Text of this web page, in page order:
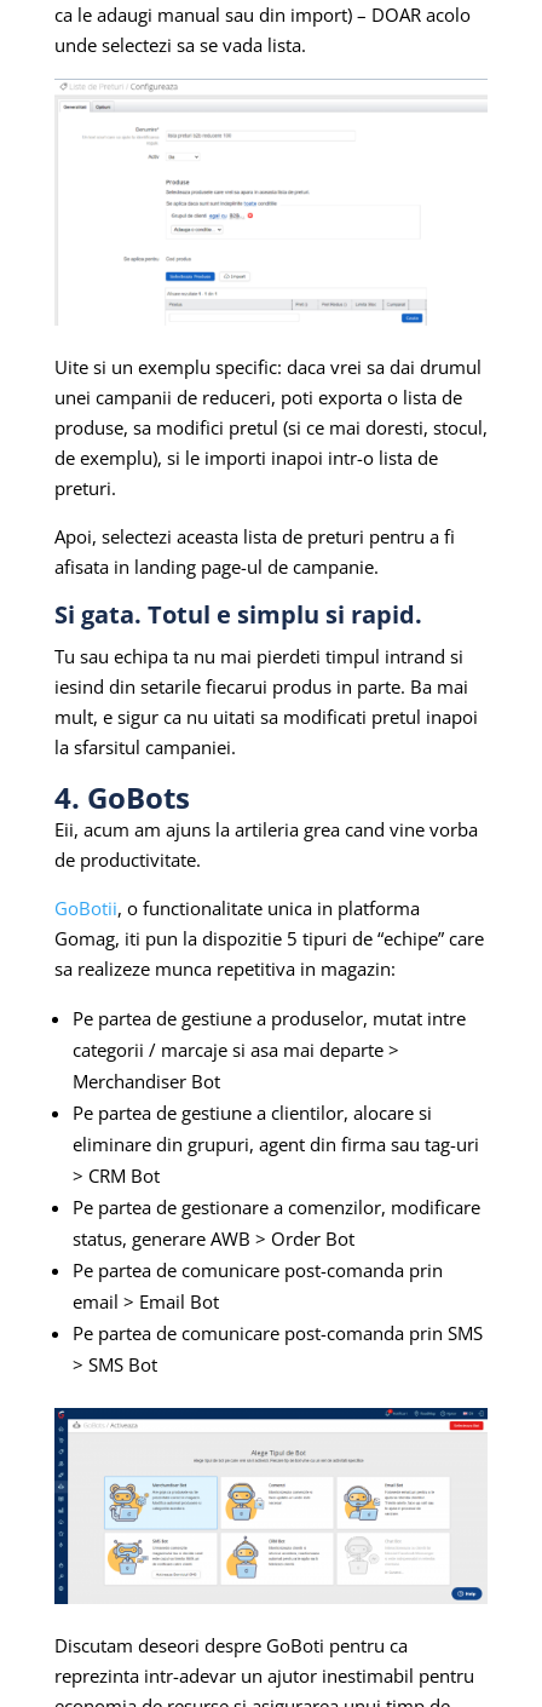
ca le adaugi manual sau din import) – DOAR acolo
unde selectezi sa se vada lista.
Uite si un exemplu specific: daca vrei sa dai drumul
unei campanii de reduceri, poti exporta o lista de
produse, sa modifici pretul (si ce mai doresti, stocul,
de exemplu), si le importi inapoi intr-o lista de
preturi.
Apoi, selectezi aceasta lista de preturi pentru a fi
afisata in landing page-ul de campanie.
Si gata. Totul e simplu si rapid.
Tu sau echipa ta nu mai pierdeti timpul intrand si
iesind din setarile fiecarui produs in parte. Ba mai
mult, e sigur ca nu uitati sa modificati pretul inapoi
la sfarsitul campaniei.
4. GoBots
Eii, acum am ajuns la artileria grea cand vine vorba
de productivitate.
GoBotii, o functionalitate unica in platforma
Gomag, iti pun la dispozitie 5 tipuri de “echipe” care
sa realizeze munca repetitiva in magazin:
Pe partea de gestiune a produselor, mutat intre
categorii / marcaje si asa mai departe >
Merchandiser Bot
Pe partea de gestiune a clientilor, alocare si
eliminare din grupuri, agent din firma sau tag-uri
> CRM Bot
Pe partea de gestionare a comenzilor, modificare
status, generare AWB > Order Bot
Pe partea de comunicare post-comanda prin
email > Email Bot
Pe partea de comunicare post-comanda prin SMS
> SMS Bot
Discutam deseori despre GoBoti pentru ca
reprezinta intr-adevar un ajutor inestimabil pentru